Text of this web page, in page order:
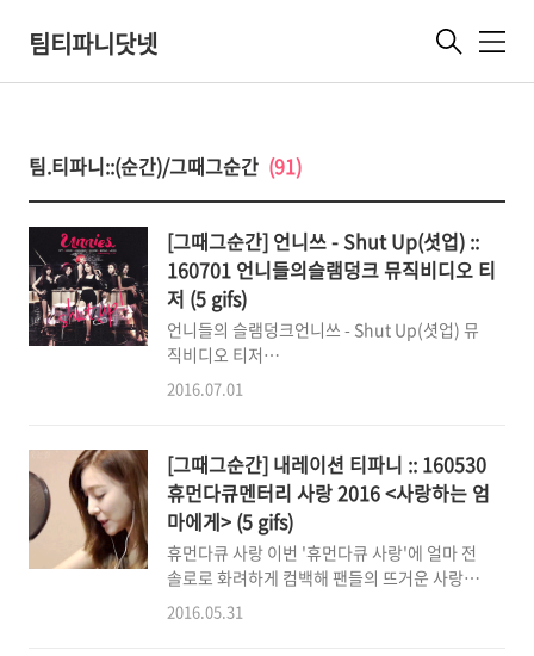
팀티파니닷넷 메
팀.티파니::(순간)/그때그순간 (91)
[그때그순간] 언니쓰 - Shut Up(셧업) ::
160701 언니들의슬램덩크 뮤직비디오 티
저 (5 gifs)
언니들의 슬램덩크언니쓰 - Shut Up(셧업) 뮤
직비디오 티저
https://youtu.be/cyZWNE6yf7M 현재 시간
국방송공사(KBS)'인 언니쓰! 티저 뮤직비디오
속 우리 막둥이 리더님 티파니님 모셔보겠습니
다! (그다지 원치않는 제와삐의 인트로듀싱 사
운드와 함께)등장하는 언니쓰! 캬.... 비주얼 완
벽한 우리 막둥이 리더님 좀 보세요.저 멋진 상
의 덕분에 티파니의 볼륨감(앗흥 부끄러워 y.y)
이 sexy하게 드러납니다.허리를 꼿꼿하게 세우
2016.07.01
[그때그순간] 내레이션 티파니 :: 160530
휴먼다큐멘터리 사랑 2016 <사랑하는 엄
마에게> (5 gifs)
휴먼다큐 사랑 이번 '휴먼다큐 사랑'에 얼마 전
솔로로 화려하게 컴백해 팬들의 뜨거운 사랑을
받고 있는 소녀시대의 티파니가 내레이션을 맡
2016.05.31